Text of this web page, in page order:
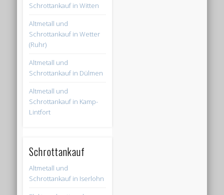
Schrottankauf in Witten
Altmetall und
Schrottankauf in Wetter
(Ruhr)
Altmetall und
Schrottankauf in Dülmen
Altmetall und
Schrottankauf in Kamp-
Lintfort
Schrottankauf
Altmetall und
Schrottankauf in Iserlohn